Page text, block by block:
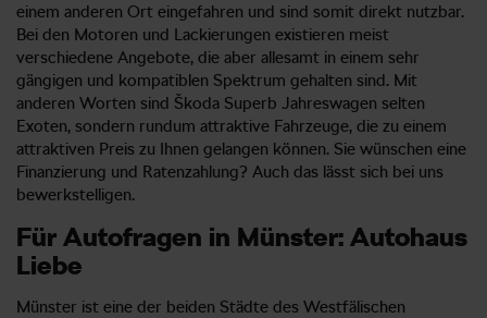
einem anderen Ort eingefahren und sind somit direkt nutzbar.
Bei den Motoren und Lackierungen existieren meist
verschiedene Angebote, die aber allesamt in einem sehr
gängigen und kompatiblen Spektrum gehalten sind. Mit
anderen Worten sind Škoda Superb Jahreswagen selten
Exoten, sondern rundum attraktive Fahrzeuge, die zu einem
attraktiven Preis zu Ihnen gelangen können. Sie wünschen eine
Finanzierung und Ratenzahlung? Auch das lässt sich bei uns
bewerkstelligen.
Für Autofragen in Münster: Autohaus
Liebe
Münster ist eine der beiden Städte des Westfälischen